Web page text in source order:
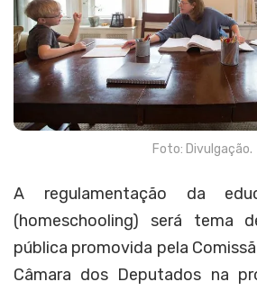
Foto: Divulgação.
A regulamentação da
(homeschooling) será tema
pública promovida pela
Câmara dos Deputados na